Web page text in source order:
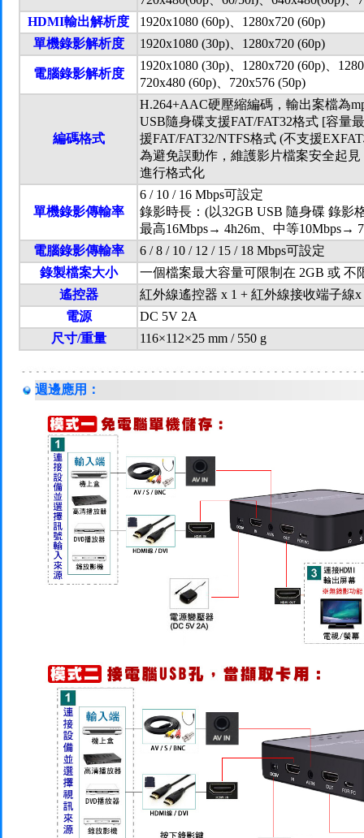
HDMI輸出解析度
1920x1080 (60p)、1280x720 (60p)
單機錄影解析度
1920x1080 (30p)、1280x720 (60p)
電腦錄影解析度
1920x1080 (30p)、1280x720 (60p)、
720x480 (60p)、720x576 (50p)
編碼格式
H.264+AAC硬壓縮編碼，輸出案檔為
USB隨身碟支援FAT/FAT32格式 [容量
援FAT/FAT32/NTFS格式 (不支援
為避免誤動作，維護影片檔案安全起
進行格式化
單機錄影傳輸率
6 / 10 / 16 Mbps可設定
錄影時長：(以32GB USB 隨身碟 錄影
最高16Mbps→ 4h26m、中等10Mbps→
電腦錄影傳輸率
6 / 8 / 10 / 12 / 15 / 18 Mbps可設定
錄製檔案大小
一個檔案最大容量可限制在 2GB 或 不
遙控器
紅外線遙控器 x 1 + 紅外線接收端子線x
電源
DC 5V 2A
尺寸/重量
116×112×25 mm / 550 g
週邊應用：